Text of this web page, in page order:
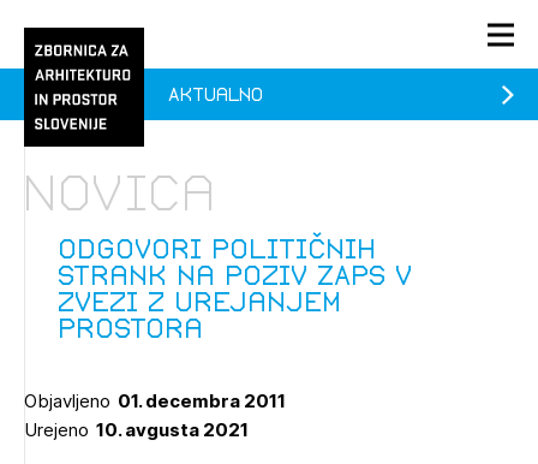
PRIJAVA
Članstvo
Praksa
O ZAPS
1/1
Pozdravljeni
Prijavite se s svojim ZAPS uporabniškim imenom in geslom.
Odgovori političnih
strank na poziv ZAPS v
zvezi z urejanjem
prostora
Novica
Aktualno
Objavljeno 01. decembra 2011
Urejeno 10. avgusta 2021
1/2
Prijava na novičnik
Ostanite na tekočem z novicami in se naročite na